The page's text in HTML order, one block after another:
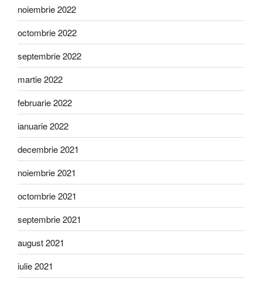
noiembrie 2022
octombrie 2022
septembrie 2022
martie 2022
februarie 2022
ianuarie 2022
decembrie 2021
noiembrie 2021
octombrie 2021
septembrie 2021
august 2021
iulie 2021